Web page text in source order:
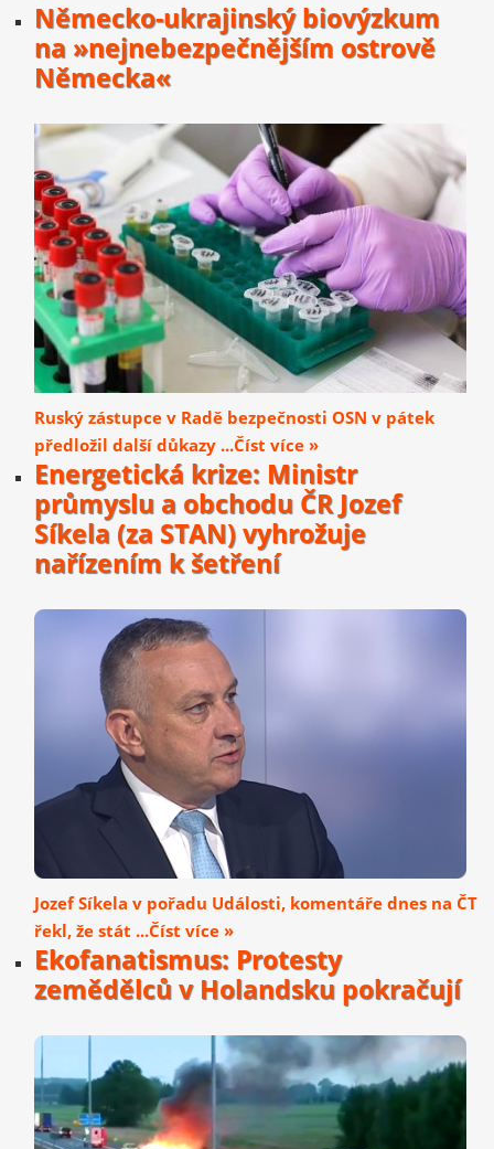
Německo-ukrajinský biovýzkum
na »nejnebezpečnějším ostrově
Německa«
Ruský zástupce v Radě bezpečnosti OSN v pátek
předložil další důkazy ...Číst více »
Energetická krize: Ministr
průmyslu a obchodu ČR Jozef
Síkela (za STAN) vyhrožuje
nařízením k šetření
Jozef Síkela v pořadu Události, komentáře dnes na ČT
řekl, že stát ...Číst více »
Ekofanatismus: Protesty
zemědělců v Holandsku pokračují